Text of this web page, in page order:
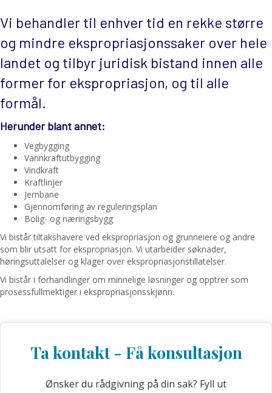
Vi behandler til enhver tid en rekke større
og mindre ekspropriasjonssaker over hele
landet og tilbyr juridisk bistand innen alle
former for ekspropriasjon, og til alle
formål.
Herunder blant annet:
Vegbygging
Vannkraftutbygging
Vindkraft
Kraftlinjer
Jernbane
Gjennomføring av reguleringsplan
Bolig- og næringsbygg
Vi bistår tiltakshavere ved ekspropriasjon og grunneiere og andre
som blir utsatt for ekspropriasjon. Vi utarbeider søknader,
høringsuttalelser og klager over ekspropriasjonstillatelser.
Vi bistår i forhandlinger om minnelige løsninger og opptrer som
prosessfullmektiger i ekspropriasjonsskjønn.
Ta kontakt - Få konsultasjon
Ønsker du rådgivning på din sak? Fyll ut